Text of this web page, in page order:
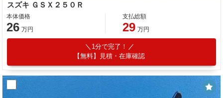
スズキ ＧＳＸ２５０Ｒ
本体価格
26 万円
支払総額
29 万円
1分で完了！
【無料】見積・在庫確認